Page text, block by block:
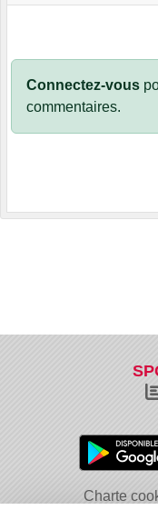
Connectez-vous
commentaires.
Charte